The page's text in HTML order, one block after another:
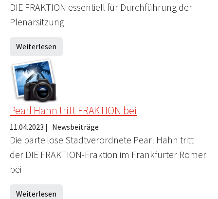
DIE FRAKTION essentiell für Durchführung der
Plenarsitzung
Weiterlesen
Pearl Hahn tritt FRAKTION bei
11.04.2023 | Newsbeiträge
Die parteilose Stadtverordnete Pearl Hahn tritt
der DIE FRAKTION-Fraktion im Frankfurter Römer
bei
Weiterlesen